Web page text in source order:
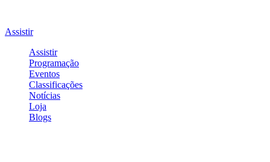
Assistir
Assistir
Programação
Eventos
Classificações
Notícias
Loja
Blogs